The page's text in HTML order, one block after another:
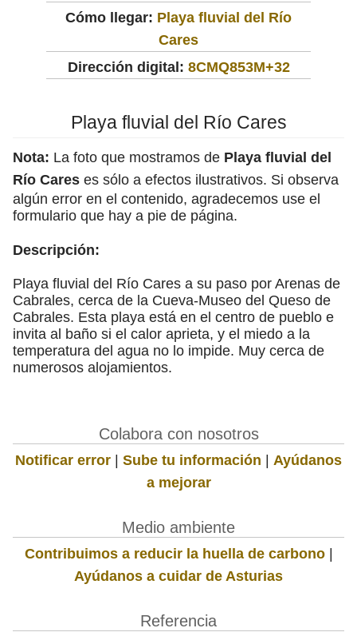
Cómo llegar: Playa fluvial del Río
Cares
Dirección digital: 8CMQ853M+32
Playa fluvial del Río Cares
Nota: La foto que mostramos de Playa fluvial del
Río Cares es sólo a efectos ilustrativos. Si observa
algún error en el contenido, agradecemos use el
formulario que hay a pie de página.
Descripción:
Playa fluvial del Río Cares a su paso por Arenas de
Cabrales, cerca de la Cueva-Museo del Queso de
Cabrales. Esta playa está en el centro de pueblo e
invita al baño si el calor aprieta, y el miedo a la
temperatura del agua no lo impide. Muy cerca de
numerosos alojamientos.
Colabora con nosotros
Notificar error | Sube tu información | Ayúdanos
a mejorar
Medio ambiente
Contribuimos a reducir la huella de carbono|
Ayúdanos a cuidar de Asturias
Referencia